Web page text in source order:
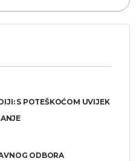
S POTEŠKOĆOM UVIJEK
ODBORA